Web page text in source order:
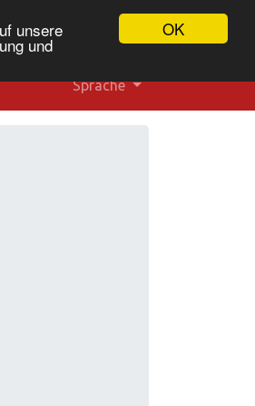
OK
unsere
und
Sprache